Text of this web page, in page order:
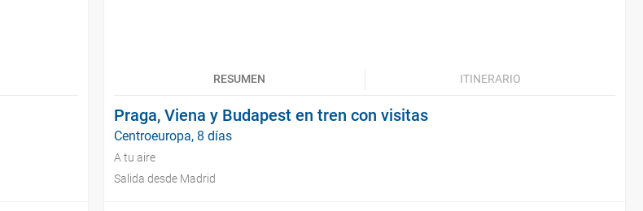
RESUMEN ITINERARIO
Praga, Viena y Budapest en tren con visitas
Centroeuropa, 8 días
A tu aire
Salida desde Madrid